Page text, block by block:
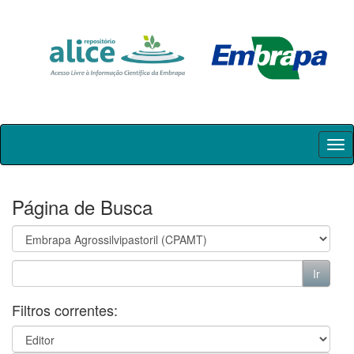
Skip
Página de Busca
Filtros correntes: